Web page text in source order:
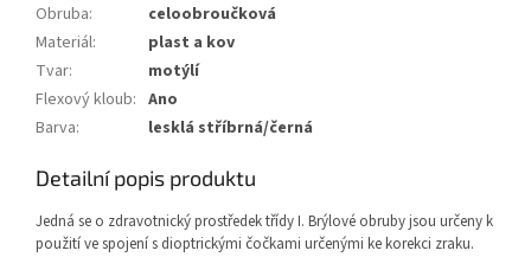
Obruba:
celoobroučková
Materiál:
plast a kov
Tvar:
motýlí
Flexový kloub: Ano
Barva: lesklá stříbrná/černá
Detailní popis produktu
Jedná se o zdravotnický prostředek třídy I. Brýlové obruby jsou určeny k
použití ve spojení s dioptrickými čočkami určenými ke korekci zraku.